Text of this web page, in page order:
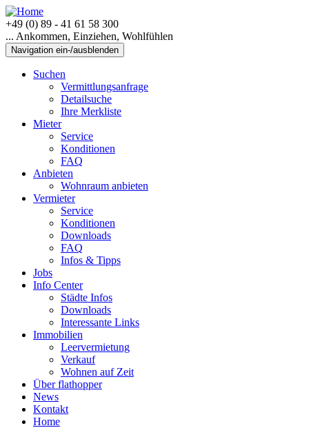
+49 (0) 89 - 41 61 58 300
... Ankommen, Einziehen, Wohlfühlen
Navigation ein-/ausblenden
Suchen
Vermittlungsanfrage
Detailsuche
Ihre Merkliste
Mieter
Service
Konditionen
FAQ
Anbieten
Wohnraum anbieten
Vermieter
Service
Konditionen
Downloads
FAQ
Infos & Tipps
Jobs
Info Center
Städte Infos
Downloads
Interessante Links
Immobilien
Leervermietung
Verkauf
Wohnen auf Zeit
Über flathopper
News
Kontakt
Home